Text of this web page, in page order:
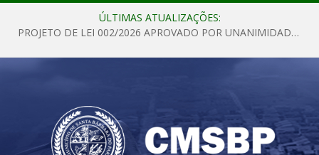
ÚLTIMAS ATUALIZAÇÕES:
PROJETO DE LEI 002/2026 APROVADO POR UNANIMIDADE EM SESSÃO ORDINÁRIA NESTA QUINTA – FEIRA 28 DE MAIO DE 2026